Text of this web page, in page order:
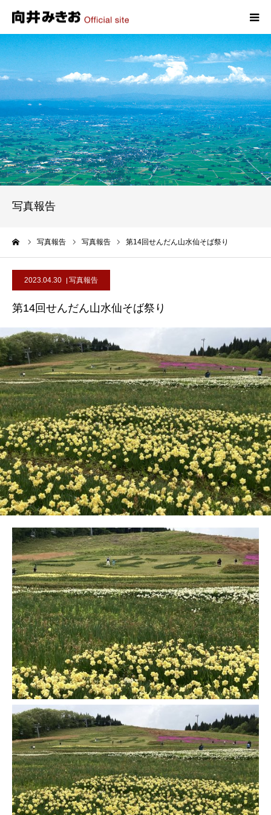
写真報告
写真報告 写真報告 第14回せんだん山水仙そば祭り
2023.04.30 写真報告
第14回せんだん山水仙そば祭り
HOME
プロフィール
政策
活動報告